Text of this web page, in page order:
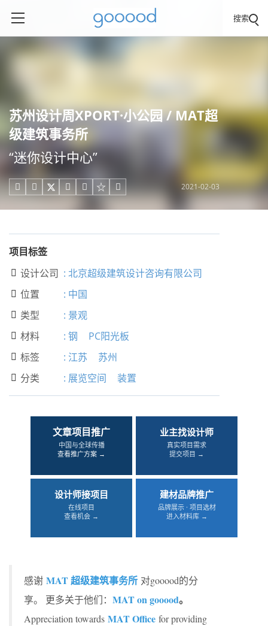
搜索
苏州设计周XPORT·小公园 / MAT超
级建筑事务所
“迷你设计中心”
     2021-02-03
项目标签
 设计公司 : 北京超级建筑设计咨询有限公司
 位置 : 中国
 类型 : 景观
 材料 : 钢 PC阳光板
 标签 : 江苏 苏州
 分类 : 展览空间 装置
文章项目推广
中国与全球传播
查看推广方案 →
业主找设计师
真实项目需求
提交项目 →
设计师接项目
在线项目
查看机会 →
建材品牌推广
品牌展示 · 项目选材
进入材料库 →
感谢 MAT 超级建筑事务所 对gooood的分
享。 更多关于他们： MAT on gooood。
Appreciation towards MAT Office for providing